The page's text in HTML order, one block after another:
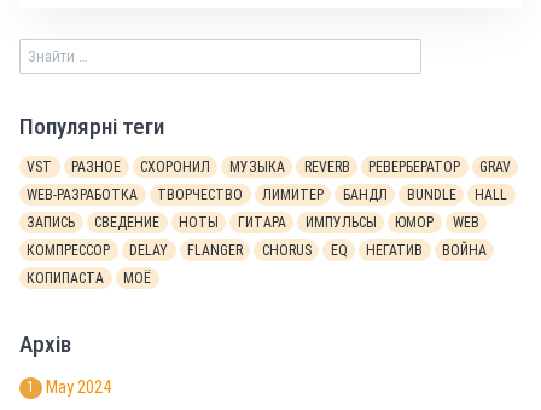
Популярні теги
VST РАЗНОЕ СХОРОНИЛ МУЗЫКА REVERB РЕВЕРБЕРАТОР
GRAV
WEB-РАЗРАБОТКА
ТВОРЧЕСТВО ЛИМИТЕР БАНДЛ BUNDLE
HALL
ЗАПИСЬ
СВЕДЕНИЕ НОТЫ ГИТАРА ИМПУЛЬСЫ ЮМОР
WEB
КОМПРЕССОР
DELAY FLANGER CHORUS EQ НЕГАТИВ
ВОЙНА
КОПИПАСТА
МОЁ
Архів
1 May 2024